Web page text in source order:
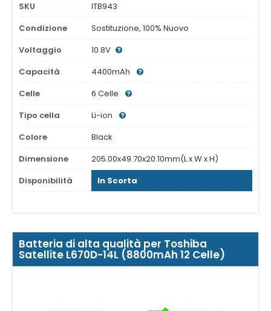
SKU
ITB943
Condizione
Sostituzione, 100% Nuovo
Voltaggio
10.8V
Capacità
4400mAh
Celle
6 Celle
Tipo cella
Li-ion
Colore
Black
Dimensione
205.00x49.70x20.10mm(L x W x H)
Disponibilità
In Scorta
Batteria di alta qualità per Toshiba
Satellite L670D-14L (8800mAh 12 Celle)